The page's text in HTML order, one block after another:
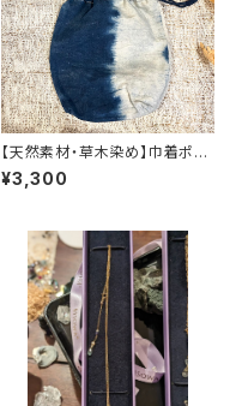
【天然素材・草木染め】巾着ポー
チ・ヘンプコットン L
¥3,300